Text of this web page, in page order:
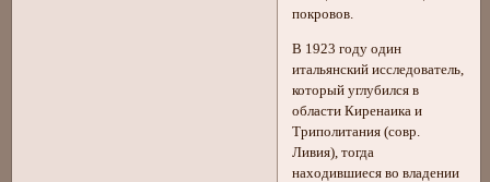
покровов.
В 1923 году один
итальянский исследователь,
который углубился в
области Киренаика и
Триполитания (совр.
Ливия), тогда
находившиеся во владении